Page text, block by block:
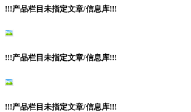
!!!产品栏目未指定文章/信息库!!!
!!!产品栏目未指定文章/信息库!!!
!!!产品栏目未指定文章/信息库!!!